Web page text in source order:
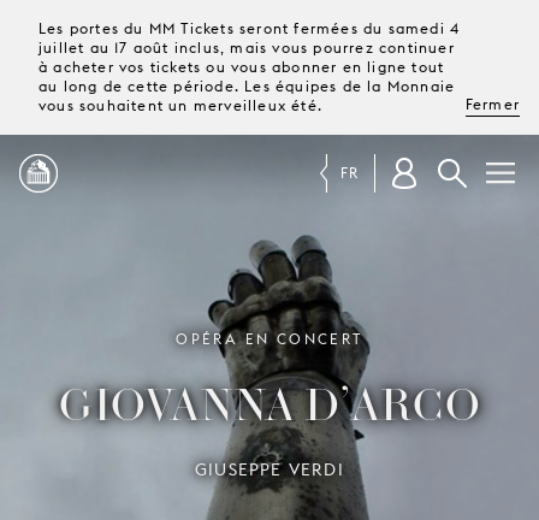
Les portes du MM Tickets seront fermées du samedi 4
juillet au 17 août inclus, mais vous pourrez continuer
à acheter vos tickets ou vous abonner en ligne tout
au long de cette période. Les équipes de la Monnaie
vous souhaitent un merveilleux été.
Fermer
PROGRAMME
MAGAZINE
TICKETS &
ABONNEMENTS
VOTRE
VISITE
FR
OPÉRA EN CONCERT
GIOVANNA D’ARCO
GIUSEPPE VERDI